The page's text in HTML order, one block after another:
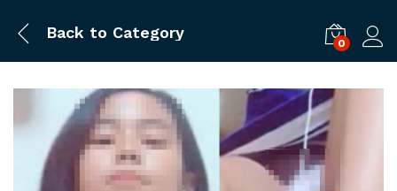
Back to Category
0